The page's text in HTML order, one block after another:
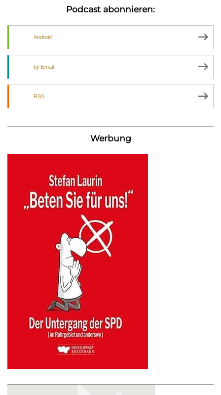
Podcast abonnieren:
Android
by Email
RSS
Werbung